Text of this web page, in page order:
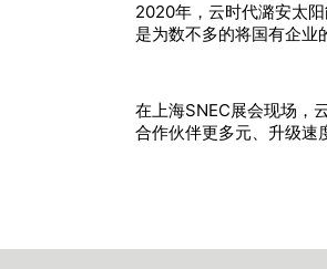
2020年，云时代潞安太
是为数不多的将国有企业
在上海SNEC展会现场，
合作伙伴更多元、升级速